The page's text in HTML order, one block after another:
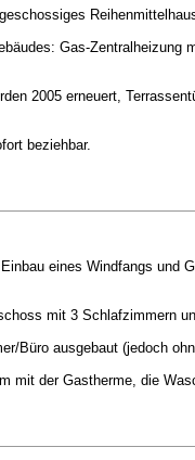
Gas-
2005 erneuert,
beziehbar.
eines Windfangs und
mit 3 Schlafzimmern
Büro ausgebaut (jedoch
mit der Gastherme, die